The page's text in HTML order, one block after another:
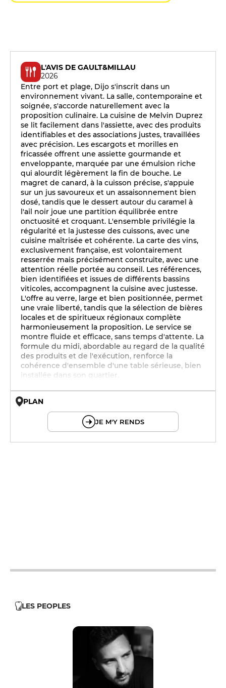
L'AVIS DE GAULT&MILLAU
2026
Entre port et plage, Dijo s'inscrit dans un
environnement vivant. La salle, contemporaine et
soignée, s'accorde naturellement avec la
proposition culinaire. La cuisine de Melvin Duprez
se lit facilement dans l'assiette, avec des produits
identifiables et des associations justes, travaillées
avec précision. Les escargots et morilles en
fricassée offrent une assiette gourmande et
enveloppante, marquée par une émulsion riche
qui alourdit légèrement la fin de bouche. Le
magret de canard, à la cuisson précise, s'appuie
sur un jus savoureux et un assaisonnement bien
dosé, tandis que le dessert autour du caramel à
l'ail noir joue une partition équilibrée entre
onctuosité et croquant. L'ensemble privilégie la
régularité et la justesse des cuissons, avec une
cuisine maîtrisée et cohérente. La carte des vins,
exclusivement française, est volontairement
resserrée mais précisément construite, avec une
attention réelle portée au conseil. Les références,
bien identifiées et issues de différents bassins
viticoles, accompagnent la cuisine avec justesse.
L'offre au verre, large et bien positionnée, permet
une vraie liberté, tandis que la sélection de bières
locales et de spiritueux régionaux complète
harmonieusement la proposition. Le service se
montre fluide et efficace, sans temps d'attente. La
formule du midi, abordable au regard de la qualité
des produits et de l'exécution, renforce la
cohérence d'ensemble d'une table sérieuse, bien
installée dans son quartier.
PLAN
JE M'Y RENDS
LES PEOPLES